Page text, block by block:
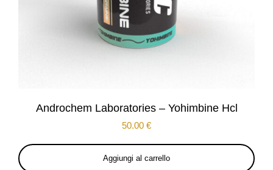
Androchem Laboratories – Yohimbine Hcl
50.00 €
Aggiungi al carrello